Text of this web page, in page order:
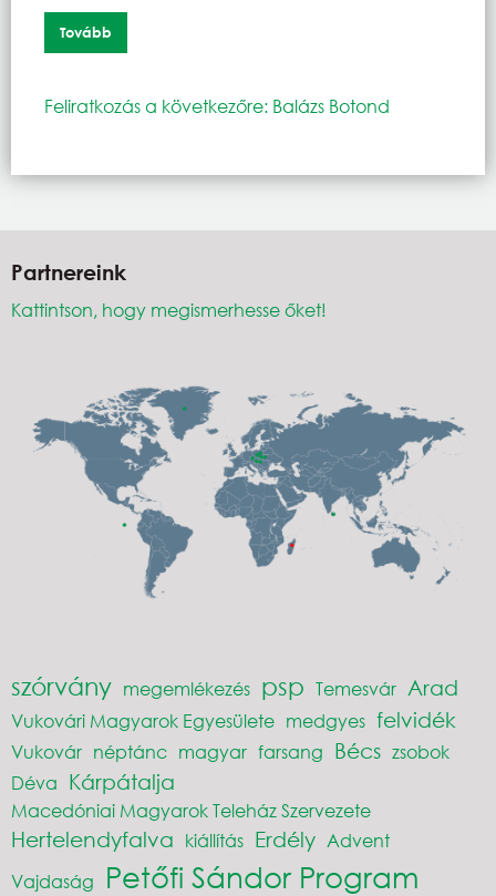
Tovább
Feliratkozás a következőre: Balázs Botond
Partnereink
Kattintson, hogy megismerhesse őket!
szórvány megemlékezés psp Temesvár Arad
Vukovári Magyarok Egyesülete medgyes felvidék
Vukovár néptánc magyar farsang Bécs zsobok
Déva Kárpátalja
Macedóniai Magyarok Teleház Szervezete
Hertelendyfalva kiállítás Erdély Advent
Vajdaság
Petőfi Sándor Program